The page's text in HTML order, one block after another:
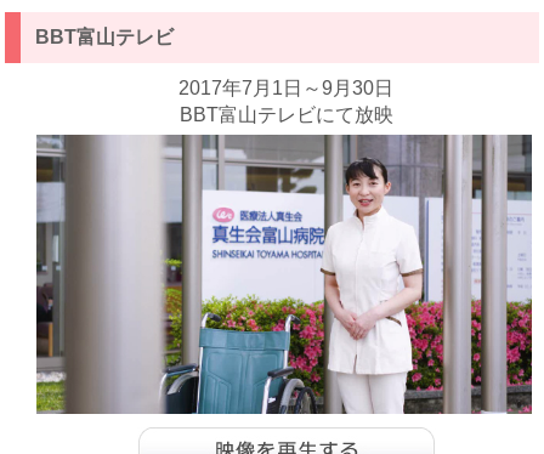
BBT富山テレビ
2017年7月1日～9月30日
BBT富山テレビにて放映